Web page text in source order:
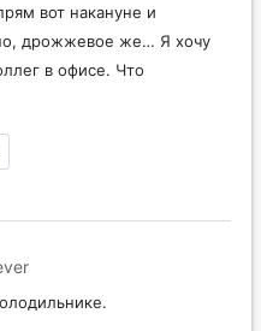
вот накануне и
дрожжевое же… Я хочу
в офисе. Что